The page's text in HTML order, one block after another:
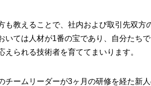
も教えることで、社内および取引先双方
いては人材が1番の宝であり、自分たち
えられる技術者を育ててまいります。
チームリーダーが3ヶ月の研修を経た新